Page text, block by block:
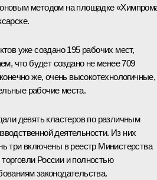
методом на площадке
уже создано 195 рабочих мест,
что будет создано не менее 709
же, очень высокотехнологичные,
рабочие места.
девять кластеров по различным
деятельности. Из них
три включены в реестр Министерства
России и полностью
законодательства.